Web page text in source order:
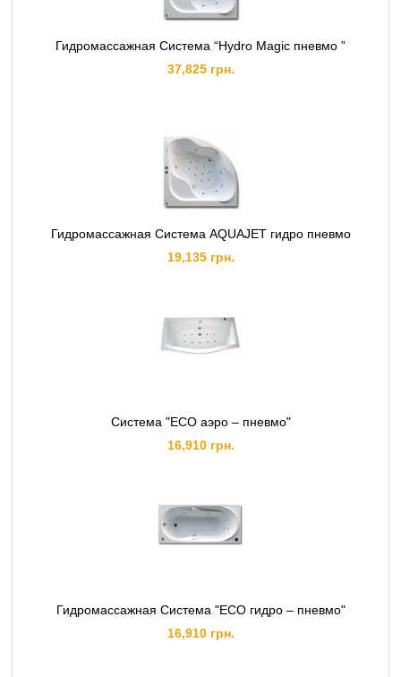
Гидромассажная Система “Hydro Magic пневмо ”
37,825 грн.
Гидромассажная Система AQUAJET гидро пневмо
19,135 грн.
Система "ЕСО аэро – пневмо"
16,910 грн.
Гидромассажная Система "ЕСО гидро – пневмо"
16,910 грн.